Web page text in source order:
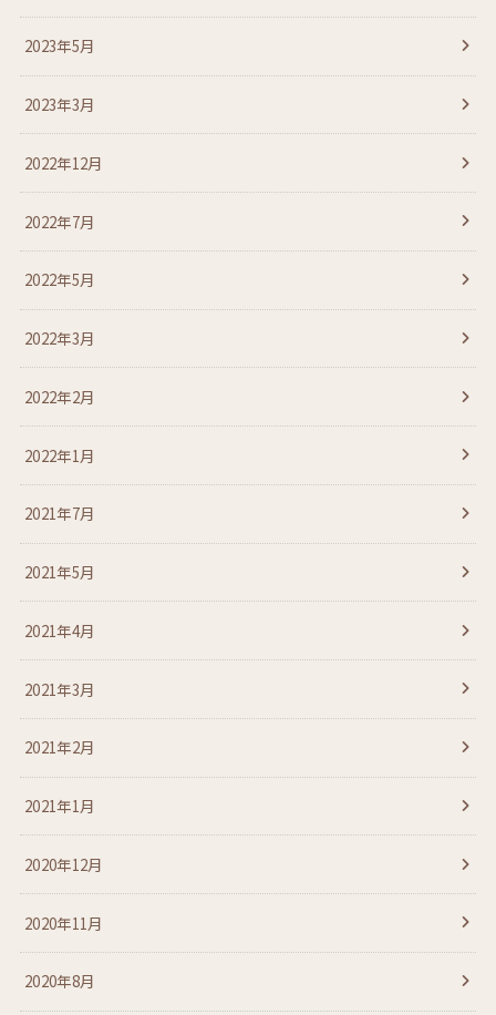
2023年5月
2023年3月
2022年12月
2022年7月
2022年5月
2022年3月
2022年2月
2022年1月
2021年7月
2021年5月
2021年4月
2021年3月
2021年2月
2021年1月
2020年12月
2020年11月
2020年8月